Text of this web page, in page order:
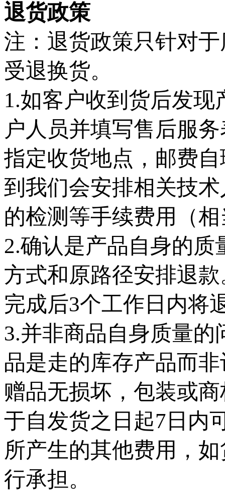
退货政策
注：退货政策只针对
受退换货。
1.如客户收到货后发
户人员并填写售后服
指定收货地点，邮费
到我们会安排相关技
的检测等手续费用（
2.确认是产品自身的
方式和原路径安排退
完成后3个工作日内将
3.并非商品自身质量
品是走的库存产品而
赠品无损坏，包装或
于自发货之日起7日内
所产生的其他费用，
行承担。